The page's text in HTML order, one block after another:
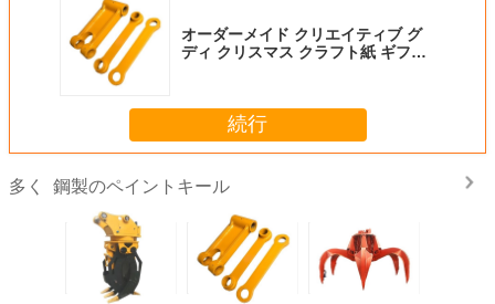
オーダーメイド クリエイティブ グ
ディ クリスマス クラフト紙 ギフト
続行
多く 鋼製のペイントキール